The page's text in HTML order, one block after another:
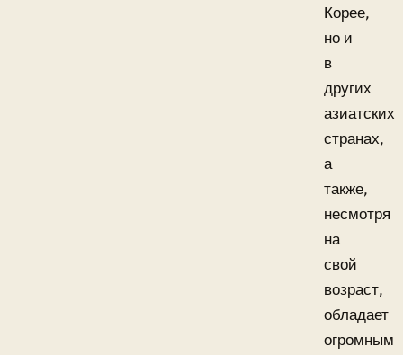
Корее,
но и
в
других
азиатских
странах,
а
также,
несмотря
на
свой
возраст,
обладает
огромным